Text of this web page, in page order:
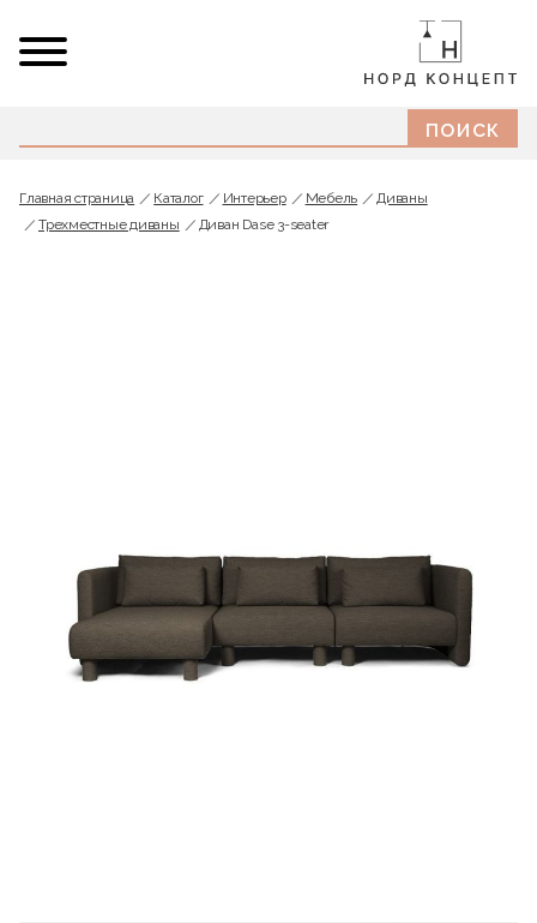
Главная страница Каталог Интерьер Мебель
Диваны
Трехместные диваны
Диван Dase 3-seater